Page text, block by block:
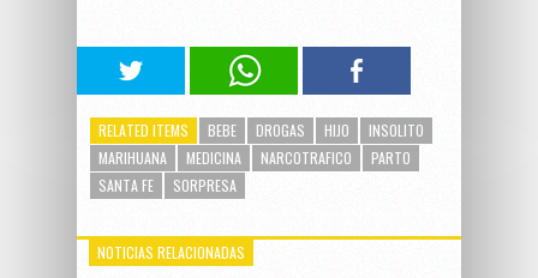
RELATED ITEMS BEBE DROGAS HIJO
INSOLITO
MARIHUANA
MEDICINA NARCOTRAFICO
PARTO
SANTA FE
SORPRESA
NOTICIAS RELACIONADAS